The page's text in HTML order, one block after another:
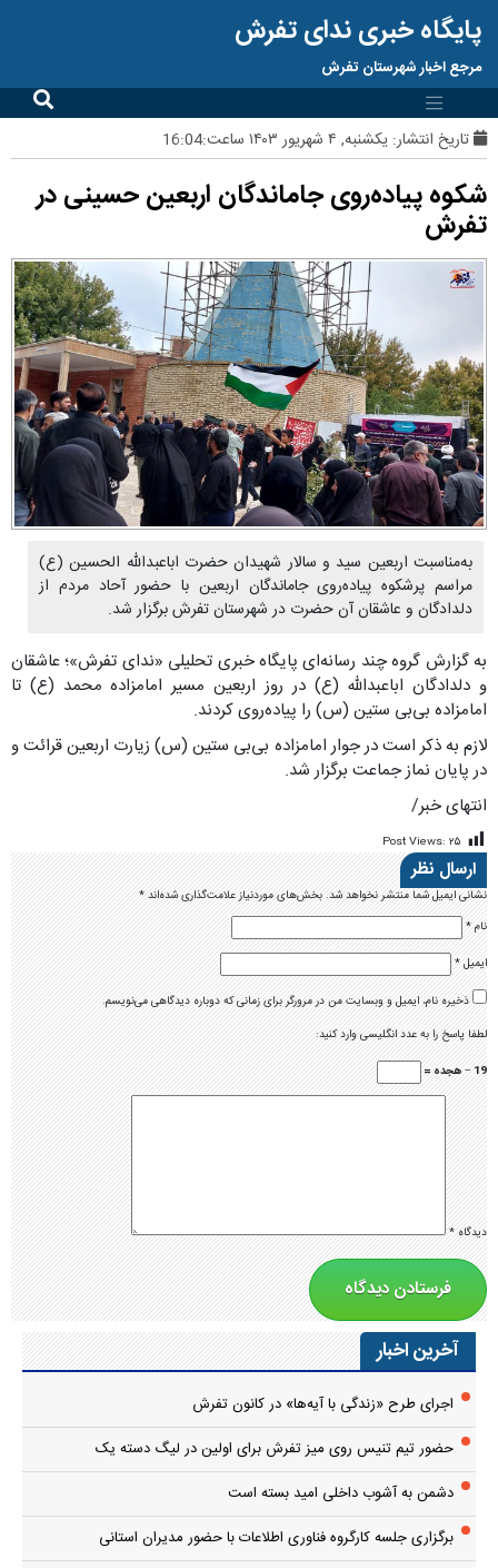
پایگاه خبری ندای تفرش
مرجع اخبار شهرستان تفرش
تاریخ انتشار: یکشنبه, ۴ شهریور ۱۴۰۳ ساعت:16:04
شکوه پیاده‌روی جاماندگان اربعین حسینی در
تفرش
به‌مناسبت اربعین سید و سالار شهیدان حضرت اباعبدالله الحسین (ع)
مراسم پرشکوه پیاده‌روی جاماندگان اربعین با حضور آحاد مردم از
دلدادگان و عاشقان آن حضرت در شهرستان تفرش برگزار شد.
به گزارش گروه چند رسانه‌ای پایگاه خبری تحلیلی «ندای تفرش»؛ عاشقان
و دلدادگان اباعبدالله (ع) در روز اربعین مسیر امامزاده محمد (ع) تا
امامزاده بی‌بی ستین (س) را پیاده‌روی کردند.
لازم به ذکر است در جوار امامزاده بی‌بی ستین (س) زیارت اربعین قرائت و
در پایان نماز جماعت برگزار شد.
انتهای خبر/
Post Views: ۲۵
ارسال نظر
نشانی ایمیل شما منتشر نخواهد شد.بخش‌های موردنیاز علامت‌گذاری شده‌اند*
نام*
ایمیل*
ذخیره نام، ایمیل و وبسایت من در مرورگر برای زمانی که دوباره دیدگاهی می‌نویسم.
لطفا پاسخ را به عدد انگلیسی وارد کنید:
19 − هجده =
دیدگاه*
آخرین اخبار
اجرای طرح «زندگی با آیه‌ها» در کانون تفرش
حضور تیم تنیس روی میز تفرش برای اولین در لیگ دسته یک
دشمن به آشوب داخلی امید بسته است
برگزاری جلسه کارگروه فناوری اطلاعات با حضور مدیران استانی